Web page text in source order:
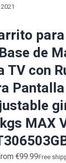
de
TV con
MAX
€99.99Free